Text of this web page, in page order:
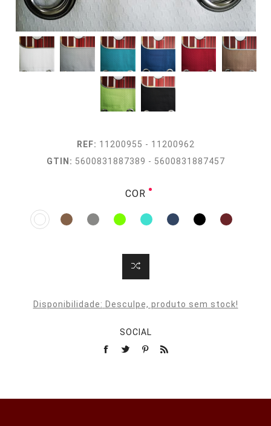
REF: 11200955 - 11200962
GTIN: 5600831887389 - 5600831887457
COR
Disponibilidade: Desculpe, produto sem stock!
SOCIAL